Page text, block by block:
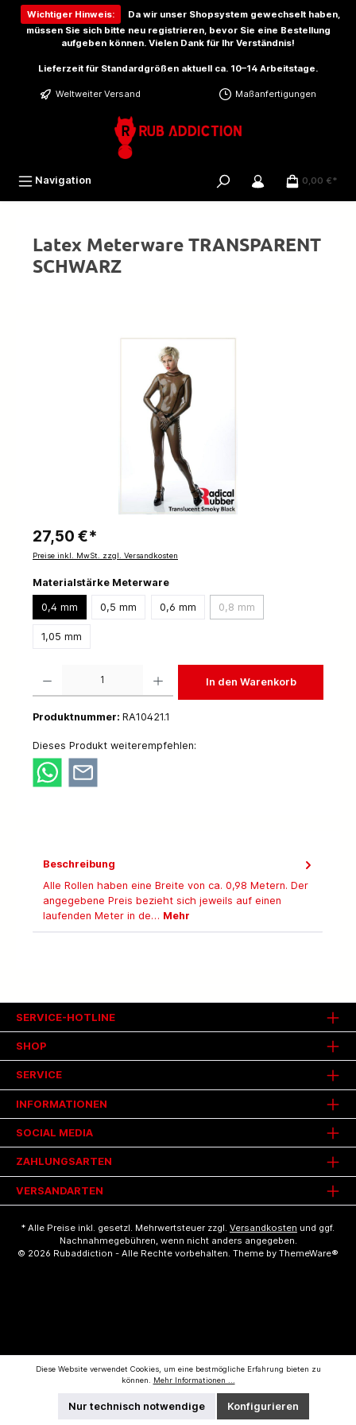
springen
Wichtiger Hinweis:
Da wir unser Shopsystem gewechselt haben,
müssen Sie sich bitte neu registrieren, bevor Sie eine Bestellung
aufgeben können. Vielen Dank für Ihr Verständnis!
Lieferzeit für Standardgrößen aktuell ca. 10–14 Arbeitstage.
Weltweiter Versand Maßanfertigungen
Navigation 0,00 €*
Latex Meterware TRANSPARENT
SCHWARZ
27,50 €*
Preise inkl. MwSt. zzgl. Versandkosten
Materialstärke Meterware
0,4 mm 0,5 mm 0,6 mm 0,8 mm
1,05 mm
In den Warenkorb
Produktnummer: RA10421.1
Dieses Produkt weiterempfehlen:
Beschreibung
Alle Rollen haben eine Breite von ca. 0,98 Metern. Der
angegebene Preis bezieht sich jeweils auf einen
laufenden Meter in de… Mehr
SHOP
SERVICE
INFORMATIONEN
SERVICE-HOTLINE
SOCIAL MEDIA
ZAHLUNGSARTEN
VERSANDARTEN
* Alle Preise inkl. gesetzl. Mehrwertsteuer zzgl. Versandkosten und ggf.
Nachnahmegebühren, wenn nicht anders angegeben.
© 2026 Rubaddiction - Alle Rechte vorbehalten. Theme by ThemeWare®
Diese Website verwendet Cookies, um eine bestmögliche Erfahrung bieten zu
können.
Mehr Informationen ...
Nur technisch notwendige Konfigurieren